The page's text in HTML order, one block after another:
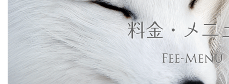
料金・メニ
Fee-Menu